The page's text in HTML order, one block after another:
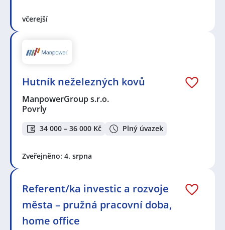
včerejší
Hutník neželezných kovů
ManpowerGroup s.r.o.
Povrly
34 000 – 36 000 Kč Plný úvazek
Zveřejněno: 4. srpna
Referent/ka investic a rozvoje
města – pružná pracovní doba,
home office